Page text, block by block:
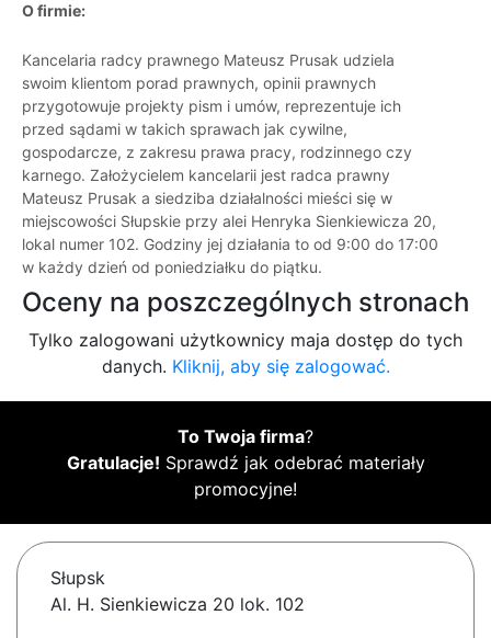
O firmie:
Kancelaria radcy prawnego Mateusz Prusak udziela
swoim klientom porad prawnych, opinii prawnych
przygotowuje projekty pism i umów, reprezentuje ich
przed sądami w takich sprawach jak cywilne,
gospodarcze, z zakresu prawa pracy, rodzinnego czy
karnego. Założycielem kancelarii jest radca prawny
Mateusz Prusak a siedziba działalności mieści się w
miejscowości Słupskie przy alei Henryka Sienkiewicza 20,
lokal numer 102. Godziny jej działania to od 9:00 do 17:00
w każdy dzień od poniedziałku do piątku.
Oceny na poszczególnych stronach
Tylko zalogowani użytkownicy maja dostęp do tych
danych. Kliknij, aby się zalogować.
To Twoja firma?
Gratulacje! Sprawdź jak odebrać materiały
promocyjne!
Słupsk
Al. H. Sienkiewicza 20 lok. 102